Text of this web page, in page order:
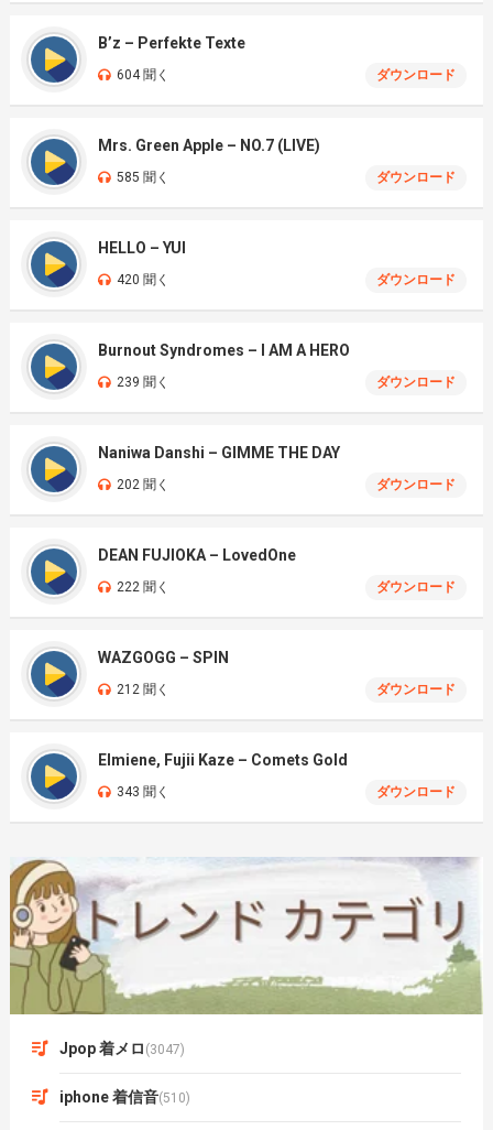
B’z – Perfekte Texte
604 聞く ダウンロード
Mrs. Green Apple – NO.7 (LIVE)
585 聞く ダウンロード
HELLO – YUI
420 聞く ダウンロード
Burnout Syndromes – I AM A HERO
239 聞く ダウンロード
Naniwa Danshi – GIMME THE DAY
202 聞く ダウンロード
DEAN FUJIOKA – LovedOne
222 聞く ダウンロード
WAZGOGG – SPIN
212 聞く ダウンロード
Elmiene, Fujii Kaze – Comets Gold
343 聞く ダウンロード
Jpop 着メロ (3047)
iphone 着信音(510)